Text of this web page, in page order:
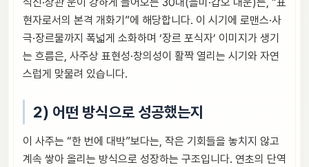
현자로서의 본격 개화기”에 해당합니다. 이 시기에 로맨스·사
극·장르물까지 폭넓게 소화하며 ‘장르 포식자’ 이미지가 생기
는 흐름은, 사주상 표현성·창의성이 활짝 열리는 시기와 자연
스럽게 맞물려 있습니다.
2) 어떤 방식으로 성공했는지
이 사주는 “한 번에 대박”보다는, 작은 기회들을 놓치지 않고
계속 쌓아 올리는 방식으로 성장하는 구조입니다. 연초의 단역